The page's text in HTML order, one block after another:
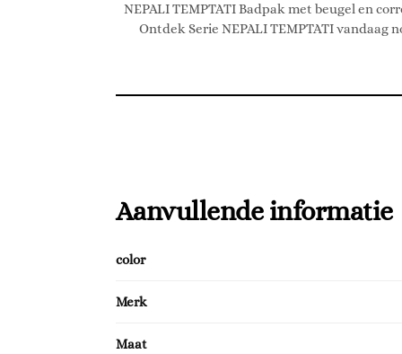
NEPALI TEMPTATI Badpak met beugel en
Ontdek Serie NEPALI TEMPTATI vandaag
Aanvullende informatie
color
Merk
Maat